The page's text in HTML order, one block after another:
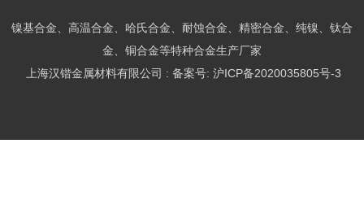
镍基合金、高温合金、哈氏合金、耐蚀合金、精密合金、纯镍、钛合
金、铜合金等特种合金生产厂家
上海汉锴金属材料有限公司 : 备案号: 沪ICP备2020035805号-3